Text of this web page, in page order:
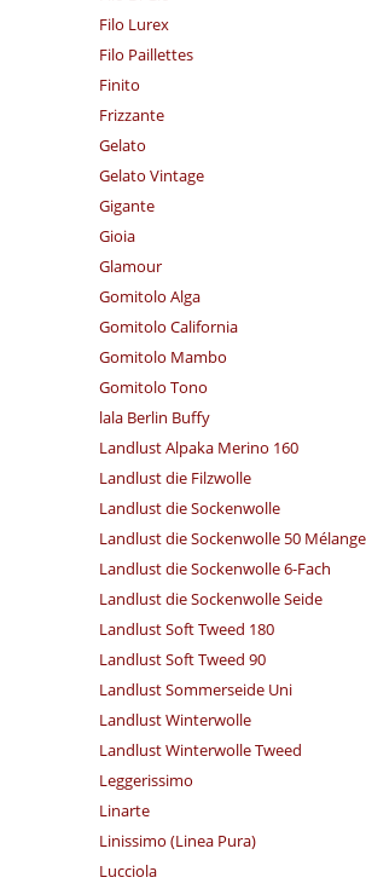
Filo Lurex
Filo Paillettes
Finito
Frizzante
Gelato
Gelato Vintage
Gigante
Gioia
Glamour
Gomitolo Alga
Gomitolo California
Gomitolo Mambo
Gomitolo Tono
lala Berlin Buffy
Landlust Alpaka Merino 160
Landlust die Filzwolle
Landlust die Sockenwolle
Landlust die Sockenwolle 50 Mélange
Landlust die Sockenwolle 6-Fach
Landlust die Sockenwolle Seide
Landlust Soft Tweed 180
Landlust Soft Tweed 90
Landlust Sommerseide Uni
Landlust Winterwolle
Landlust Winterwolle Tweed
Leggerissimo
Linarte
Linissimo (Linea Pura)
Lucciola